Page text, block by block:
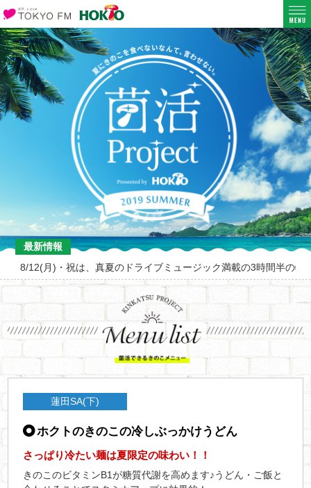
最新情報
8/12(月)・祝は、真夏のドライブミュージック満載の3時間半の特
蓮田SA(下)
ホクトのきのこの冷しぶっかけうどん
さっぱり冷たい麺は夏限定の味わい！！
きのこのビタミンB1が糖質代謝を高めます♪うどん・ご飯と